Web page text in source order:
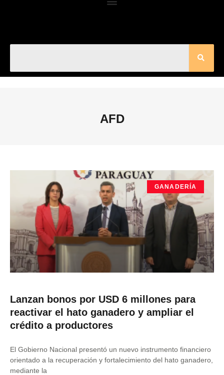
AFD
GANADERÍA
Lanzan bonos por USD 6 millones para
reactivar el hato ganadero y ampliar el
crédito a productores
El Gobierno Nacional presentó un nuevo instrumento financiero
orientado a la recuperación y fortalecimiento del hato ganadero,
mediante la